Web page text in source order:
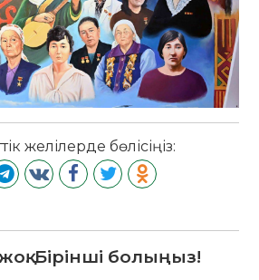
желілерде бөлісіңіз:
Бірінші болыңыз!